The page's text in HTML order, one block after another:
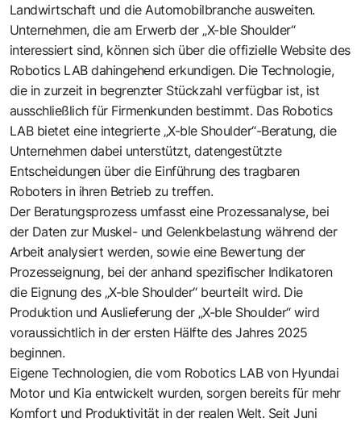
Landwirtschaft und die Automobilbranche ausweiten.
Unternehmen, die am Erwerb der „X-ble Shoulder“
interessiert sind, können sich über die offizielle Website des
Robotics LAB dahingehend erkundigen. Die Technologie,
die in zurzeit in begrenzter Stückzahl verfügbar ist, ist
ausschließlich für Firmenkunden bestimmt. Das Robotics
LAB bietet eine integrierte „X-ble Shoulder“-Beratung, die
Unternehmen dabei unterstützt, datengestützte
Entscheidungen über die Einführung des tragbaren
Roboters in ihren Betrieb zu treffen.
Der Beratungsprozess umfasst eine Prozessanalyse, bei
der Daten zur Muskel- und Gelenkbelastung während der
Arbeit analysiert werden, sowie eine Bewertung der
Prozesseignung, bei der anhand spezifischer Indikatoren
die Eignung des „X-ble Shoulder“ beurteilt wird. Die
Produktion und Auslieferung der „X-ble Shoulder“ wird
voraussichtlich in der ersten Hälfte des Jahres 2025
beginnen.
Eigene Technologien, die vom Robotics LAB von Hyundai
Motor und Kia entwickelt wurden, sorgen bereits für mehr
Komfort und Produktivität in der realen Welt. Seit Juni